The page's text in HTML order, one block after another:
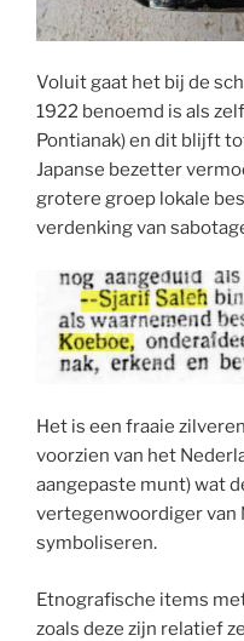
Voluit gaat het bij de
1922 benoemd is als
Pontianak) en dit blijft
Japanse bezetter
grotere groep lokale
verdenking van
Het is een fraaie
voorzien van het
aangepaste munt) wat
vertegenwoordiger van
symboliseren.
Etnografische items
zoals deze zijn relatief